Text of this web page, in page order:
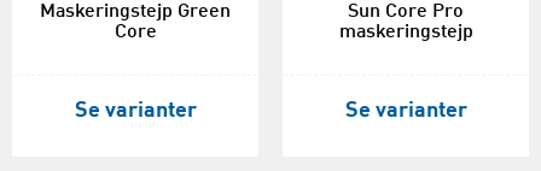
Maskeringstejp Green
Core
Se varianter
Sun Core Pro
maskeringstejp
Se varianter